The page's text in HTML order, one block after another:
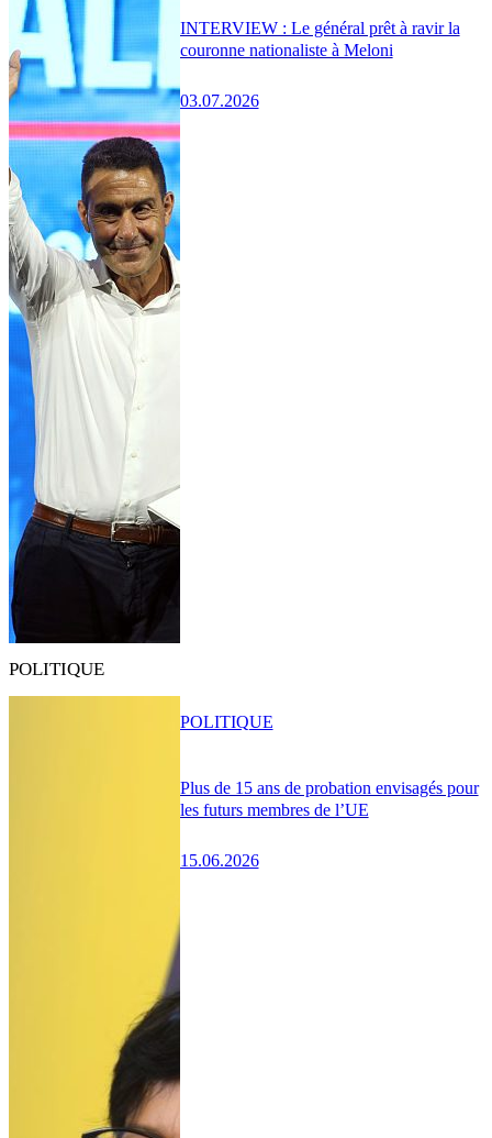
INTERVIEW : Le général prêt à ravir la
couronne nationaliste à Meloni
03.07.2026
POLITIQUE
Plus de 15 ans de probation envisagés pour
les futurs membres de l’UE
15.06.2026
POLITIQUE